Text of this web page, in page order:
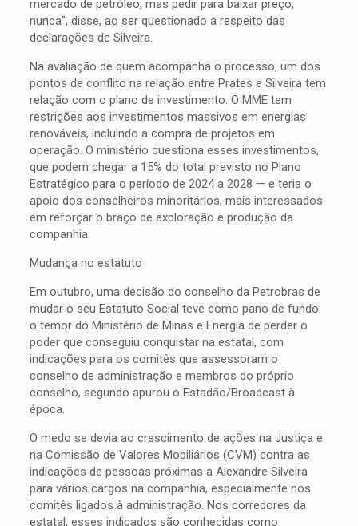
mercado de petróleo, mas pedir para baixar preço,
nunca”, disse, ao ser questionado a respeito das
declarações de Silveira.
Na avaliação de quem acompanha o processo, um dos
pontos de conflito na relação entre Prates e Silveira tem
relação com o plano de investimento. O MME tem
restrições aos investimentos massivos em energias
renováveis, incluindo a compra de projetos em
operação. O ministério questiona esses investimentos,
que podem chegar a 15% do total previsto no Plano
Estratégico para o período de 2024 a 2028 — e teria o
apoio dos conselheiros minoritários, mais interessados
em reforçar o braço de exploração e produção da
companhia.
Mudança no estatuto
Em outubro, uma decisão do conselho da Petrobras de
mudar o seu Estatuto Social teve como pano de fundo
o temor do Ministério de Minas e Energia de perder o
poder que conseguiu conquistar na estatal, com
indicações para os comitês que assessoram o
conselho de administração e membros do próprio
conselho, segundo apurou o Estadão/Broadcast à
época.
O medo se devia ao crescimento de ações na Justiça e
na Comissão de Valores Mobiliários (CVM) contra as
indicações de pessoas próximas a Alexandre Silveira
para vários cargos na companhia, especialmente nos
comitês ligados à administração. Nos corredores da
estatal, esses indicados são conhecidas como